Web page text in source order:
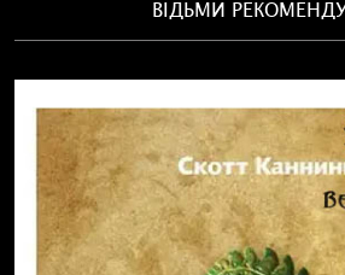
ВІДЬМИ